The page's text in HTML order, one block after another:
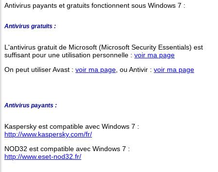
Antivirus payants et gratuits fonctionnent sous Windows 7 :
Antivirus gratuits :
L'antivirus gratuit de Microsoft (Microsoft Security Essentials) est
suffisant pour une utilisation personnelle : voir ma page
On peut utiliser Avast : voir ma page, ou Antivir : voir ma page
Antivirus payants :
Kaspersky est compatible avec Windows 7 :
http://www.kaspersky.com/fr/
NOD32 est compatible avec Windows 7 :
http://www.eset-nod32.fr/